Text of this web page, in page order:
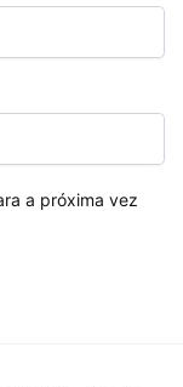
a próxima vez